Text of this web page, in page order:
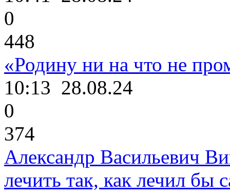
0
448
«Родину ни на что не
10:13 28.08.24
0
374
Александр Васильевич
лечить так, как лечил бы